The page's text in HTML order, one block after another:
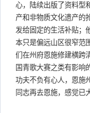
心，陆续出版了资料型
产和非物质文化遗产的
发给固定的生活补贴；
本只是偏远山区很窄范
们在州府恩施修建横跨
国青歌大赛之类有影响
功夫不负有心人，恩施
同志再去恩施，感觉已